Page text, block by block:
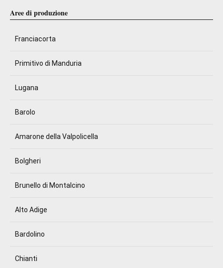
Aree di produzione
Franciacorta
Primitivo di Manduria
Lugana
Barolo
Amarone della Valpolicella
Bolgheri
Brunello di Montalcino
Alto Adige
Bardolino
Chianti